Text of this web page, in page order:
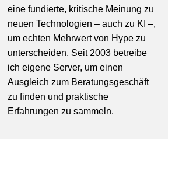
eine fundierte, kritische Meinung zu
neuen Technologien – auch zu KI –,
um echten Mehrwert von Hype zu
unterscheiden. Seit 2003 betreibe
ich eigene Server, um einen
Ausgleich zum Beratungsgeschäft
zu finden und praktische
Erfahrungen zu sammeln.